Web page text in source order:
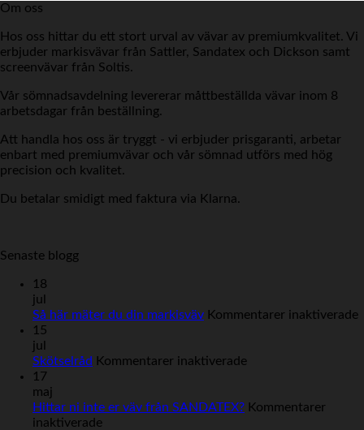
Om oss
Hos oss hittar du ett stort urval av vävar av premiumkvalitet. Vi
erbjuder markisvävar från Sattler, Sandatex och Dickson samt
screenvävar från Soltis.
Vår sömnadsavdelning levererar måttbeställda vävar inom 8
arbetsdagar från beställning.
Att handla hos oss är tryggt - vi erbjuder prisgaranti, arbetar
enbart med premiumvävar och vår sömnad utförs med hög
precision och kvalitet.
Du betalar smidigt med faktura via Klarna.
Senaste blogg
18
jul
Så här mäter du din markisväv Kommentarer inaktiverade
15
jul
Skötselråd Kommentarer inaktiveradeför
17
maj
Hittar ni inte er väv från SANDATEX? Kommentarer
inaktiveradeför